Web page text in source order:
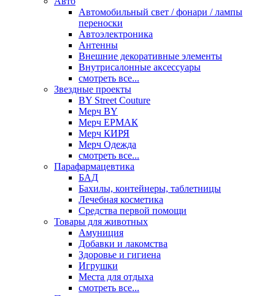
Автомобильный свет / фонари / лампы
переноски
Автоэлектроника
Антенны
Внешние декоративные элементы
Внутрисалонные аксессуары
смотреть все...
Звездные проекты
BY Street Couture
Мерч BY
Мерч ЕРМАК
Мерч КИРЯ
Мерч Одежда
смотреть все...
Парафармацевтика
БАД
Бахилы, контейнеры, таблетницы
Лечебная косметика
Средства первой помощи
Товары для животных
Амуниция
Добавки и лакомства
Здоровье и гигиена
Игрушки
Места для отдыха
смотреть все...